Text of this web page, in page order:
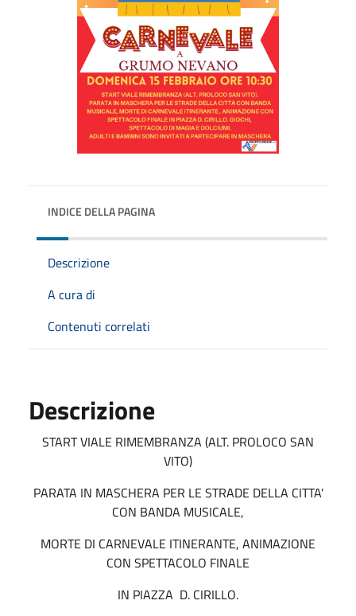
INDICE DELLA PAGINA
Descrizione
A cura di
Contenuti correlati
Descrizione
START VIALE RIMEMBRANZA (ALT. PROLOCO SAN
VITO)
PARATA IN MASCHERA PER LE STRADE DELLA CITTA'
CON BANDA MUSICALE,
MORTE DI CARNEVALE ITINERANTE, ANIMAZIONE
CON SPETTACOLO FINALE
IN PIAZZA D. CIRILLO.